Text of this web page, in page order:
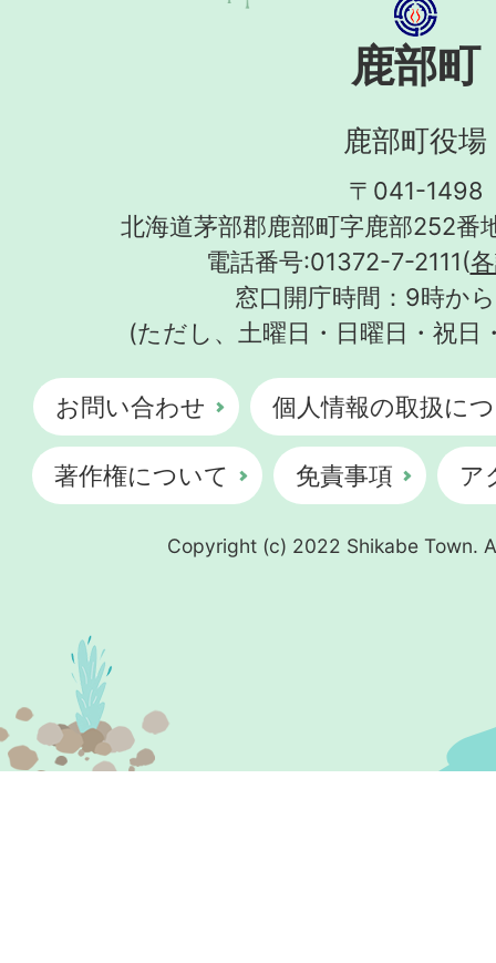
鹿部町
鹿部町役場
〒041-1498
北海道茅部郡鹿部町字鹿部252番
電話番号:01372-7-2111(
窓口開庁時間：9時か
(ただし、土曜日・日曜日・祝日
お問い合わせ 個人情報の取扱に
著作権について 免責事項 ア
Copyright (c) 2022 Shikabe Town.